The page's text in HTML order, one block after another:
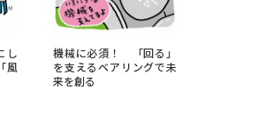
大学検索
し
風
機械に必須！ 「回る」
を支えるベアリングで未
来を創る